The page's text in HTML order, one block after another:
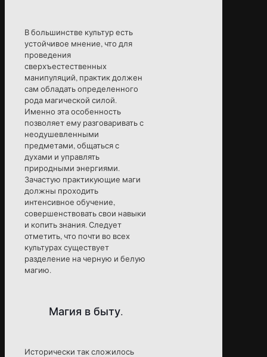
В большинстве культур есть
устойчивое мнение, что для
проведения
сверхъестественных
манипуляций, практик должен
сам обладать определенного
рода магической силой.
Именно эта особенность
позволяет ему разговаривать с
неодушевленными
предметами, общаться с
духами и управлять
природными энергиями.
Зачастую практикующие маги
должны проходить
интенсивное обучение,
совершенствовать свои навыки
и копить знания. Следует
отметить, что почти во всех
культурах существует
разделение на черную и белую
магию.
Магия в быту.
Исторически так сложилось